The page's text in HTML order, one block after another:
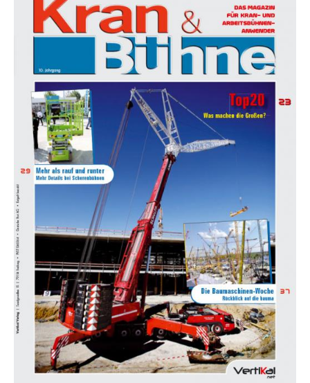
VIDEOS
BIBLIOTHEK
KRAN & BÜHNE
MEDIADATEN
WÄHRUNGSRECHNER
EINHEITENKONVERTER
KONTAKT